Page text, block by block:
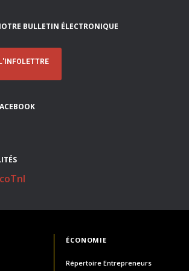
BULLETIN ÉLECTRONIQUE
ÉCONOMIE
Répertoire Entrepreneurs